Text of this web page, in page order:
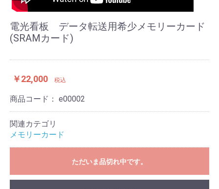
電光看板 データ転送用希少メモリーカード
(SRAMカード)
￥22,000 税込
商品コード： e00002
関連カテゴリ
メモリーカード
ただいま品切れ中です。